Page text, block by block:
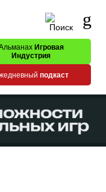
Игровая
Индустрия
подкаст